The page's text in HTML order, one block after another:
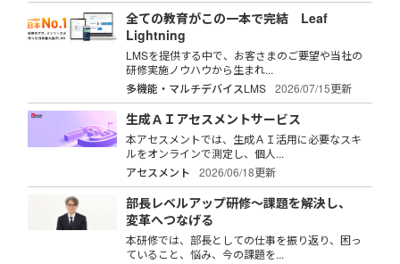
全ての教育がこの一本で完結 Leaf
Lightning
LMSを提供する中で、お客さまのご要望や当社の
研修実施ノウハウから生まれ...
多機能・マルチデバイスLMS
2026/07/15更新
生成ＡＩアセスメントサービス
本アセスメントでは、生成ＡＩ活用に必要なスキ
ルをオンラインで測定し、個人...
アセスメント
2026/06/18更新
部長レベルアップ研修～課題を解決し、
変革へつなげる
本研修では、部長としての仕事を振り返り、困っ
ていること、悩み、今の課題を...